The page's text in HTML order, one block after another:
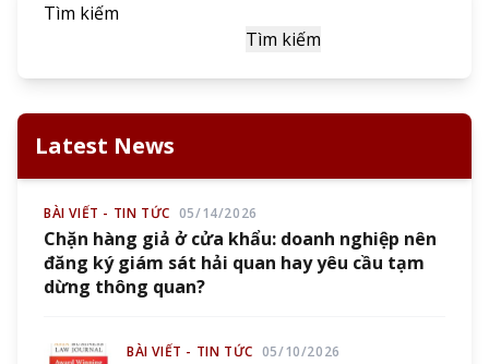
Tìm kiếm
Tìm kiếm
Latest News
BÀI VIẾT - TIN TỨC 05/14/2026
Chặn hàng giả ở cửa khẩu: doanh nghiệp nên
đăng ký giám sát hải quan hay yêu cầu tạm
dừng thông quan?
BÀI VIẾT - TIN TỨC 05/10/2026